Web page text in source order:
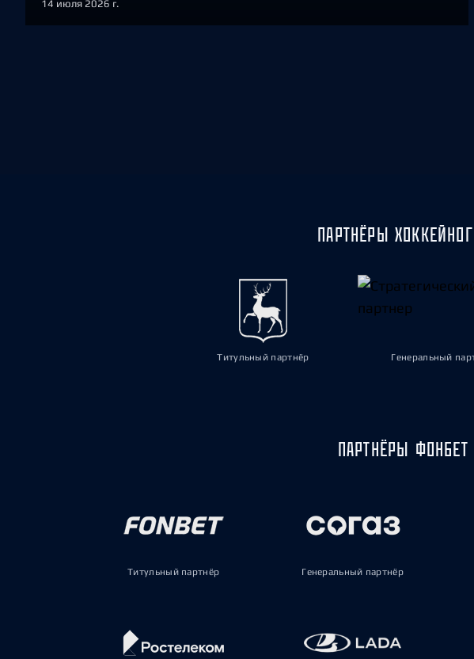
14 июля 2026 г.
ПАРТНЁРЫ
Титульный партнёр Генеральный
ПАРТНЁРЫ ФОНБЕТ
Титульный партнёр Генеральный партнёр